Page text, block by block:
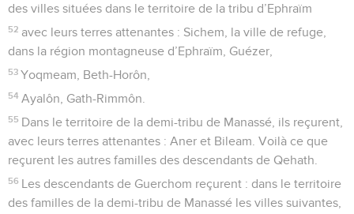
des villes situées dans le territoire de la tribu d’Ephraïm
52 avec leurs terres attenantes : Sichem, la ville de refuge,
dans la région montagneuse d’Ephraïm, Guézer,
53 Yoqmeam, Beth-Horôn,
54 Ayalôn, Gath-Rimmôn.
55 Dans le territoire de la demi-tribu de Manassé, ils reçurent,
avec leurs terres attenantes : Aner et Bileam. Voilà ce que
reçurent les autres familles des descendants de Qehath.
56 Les descendants de Guerchom reçurent : dans le territoire
des familles de la demi-tribu de Manassé les villes suivantes,